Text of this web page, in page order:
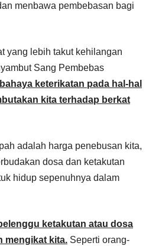
menbawa pembebasan bagi
yang lebih takut kehilangan
Sang Pembebas
keterikatan pada hal-hal
kita terhadap berkat
adalah harga penebusan kita,
dosa dan ketakutan
hidup sepenuhnya dalam
ketakutan atau dosa
mengikat kita. Seperti orang-